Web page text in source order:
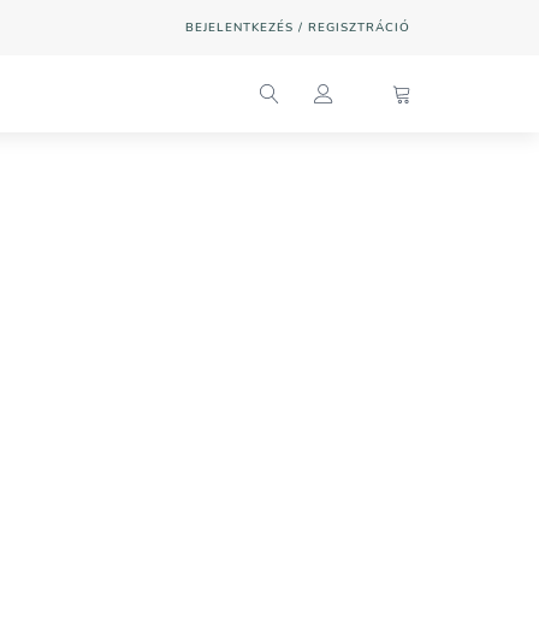
BEJELENTKEZÉS / REGISZTRÁCIÓ